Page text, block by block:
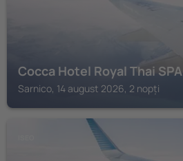
Cocca Hotel Royal Thai SPA
Sarnico, 14 august 2026, 2 nopți